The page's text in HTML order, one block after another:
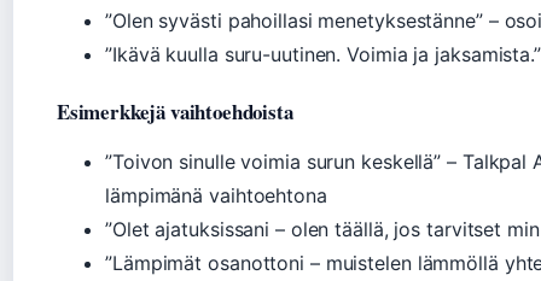
”Olen syvästi pahoillasi menetyksestänne” –
”Ikävä kuulla suru-uutinen. Voimia ja
Esimerkkejä vaihtoehdoista
”Toivon sinulle voimia surun keskellä” –
lämpimänä vaihtoehtona
”Olet ajatuksissani – olen täällä, jos tarvitset
”Lämpimät osanottoni – muistelen lämmöllä